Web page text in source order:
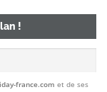
!
france.com et de ses